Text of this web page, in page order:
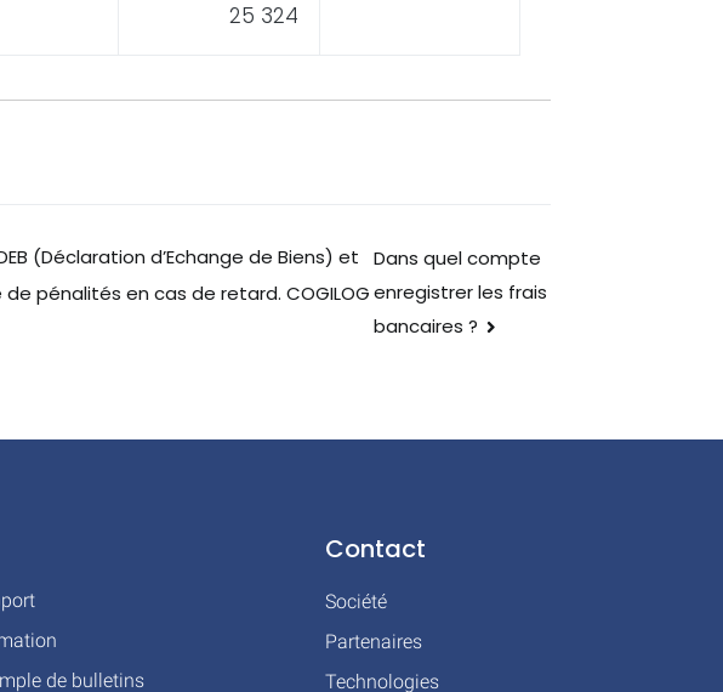
25 324
(Déclaration d’Echange de Biens) et
pénalités en cas de retard. COGILOG
Dans quel compte
enregistrer les frais
bancaires ?
de bulletins
Contact
Société
Partenaires
Technologies